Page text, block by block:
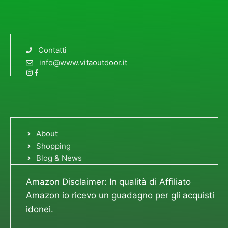
Contatti
info@www.vitaoutdoor.it
About
Shopping
Blog & News
Amazon Disclaimer: In qualità di Affiliato
Amazon io ricevo un guadagno per gli acquisti
idonei.